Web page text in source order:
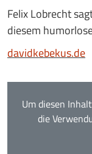
Um diesen
die
Felix Lobrecht
diesem
davidkebekus.de